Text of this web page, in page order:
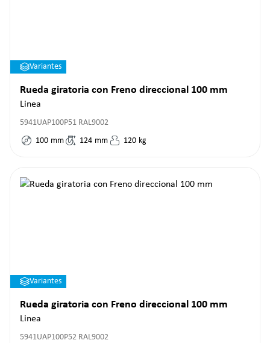
Variantes
Rueda giratoria con Freno direccional 100 mm
Linea
5941UAP100P51 RAL9002
100 mm 124 mm 120 kg
Variantes
Rueda giratoria con Freno direccional 100 mm
Linea
5941UAP100P52 RAL9002